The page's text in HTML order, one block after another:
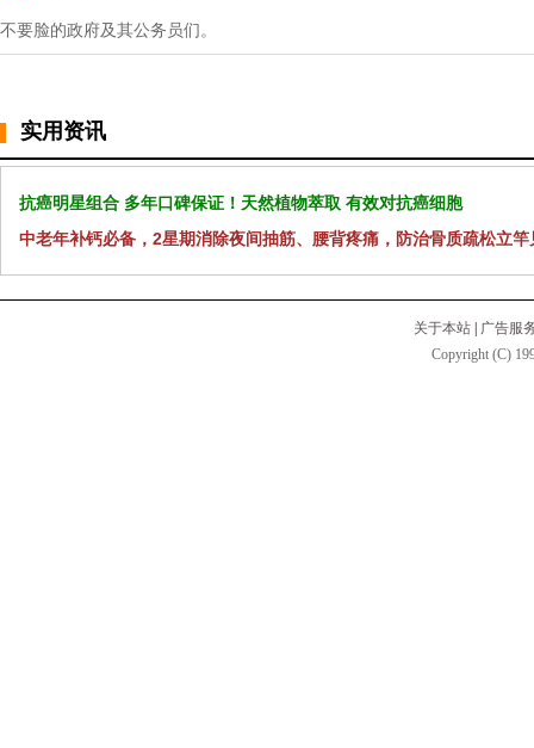
不要脸的政府及其公务员们。
实用资讯
抗癌明星组合 多年口碑保证！天然植物萃取 有效对抗癌细胞
中老年补钙必备，2星期消除夜间抽筋、腰背疼痛，防治骨质疏松立竿
关于本站
广告服
Copyright (C)